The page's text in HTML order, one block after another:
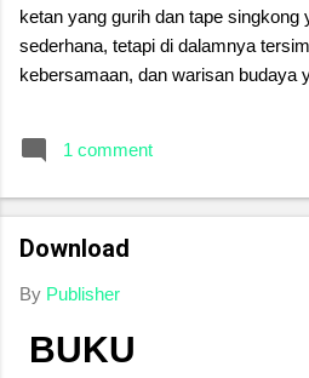
ketan yang gurih dan tape
sederhana, tetapi di dalamnya
kebersamaan, dan warisan budaya
pembuatannya mengajarkan
gempuran makanan modern,
jati diri. Melestarikan kue tradisional
menghargai leluhur, serta
pada anak cucu. Mari kita jaga
sepiring tape uli, kita belajar bahwa
1 comment
Download
By Publisher
BUKU